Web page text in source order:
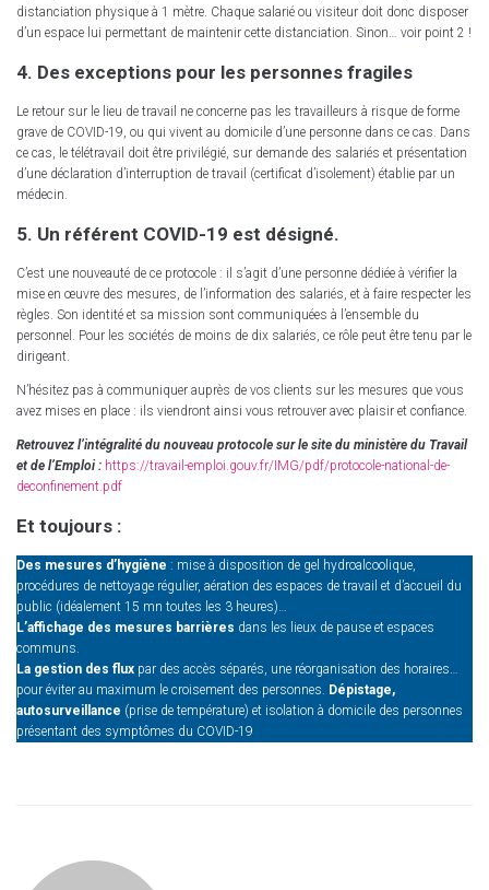
distanciation physique à 1 mètre. Chaque salarié ou visiteur doit donc disposer
d’un espace lui permettant de maintenir cette distanciation. Sinon… voir point 2 !
4. Des exceptions pour les personnes fragiles
Le retour sur le lieu de travail ne concerne pas les travailleurs à risque de forme
grave de COVID-19, ou qui vivent au domicile d’une personne dans ce cas. Dans
ce cas, le télétravail doit être privilégié, sur demande des salariés et présentation
d’une déclaration d’interruption de travail (certificat d’isolement) établie par un
médecin.
5. Un référent COVID-19 est désigné.
C’est une nouveauté de ce protocole : il s’agit d’une personne dédiée à vérifier la
mise en œuvre des mesures, de l’information des salariés, et à faire respecter les
règles. Son identité et sa mission sont communiquées à l’ensemble du
personnel. Pour les sociétés de moins de dix salariés, ce rôle peut être tenu par le
dirigeant.
N’hésitez pas à communiquer auprès de vos clients sur les mesures que vous
avez mises en place : ils viendront ainsi vous retrouver avec plaisir et confiance.
Retrouvez l’intégralité du nouveau protocole sur le site du ministère du Travail
et de l’Emploi : https://travail-emploi.gouv.fr/IMG/pdf/protocole-national-de-
deconfinement.pdf
Et toujours :
Des mesures d’hygiène : mise à disposition de gel hydroalcoolique,
procédures de nettoyage régulier, aération des espaces de travail et d’accueil du
public (idéalement 15 mn toutes les 3 heures)…
L’affichage des mesures barrières dans les lieux de pause et espaces
communs.
La gestion des flux par des accès séparés, une réorganisation des horaires…
pour éviter au maximum le croisement des personnes. Dépistage,
autosurveillance (prise de température) et isolation à domicile des personnes
présentant des symptômes du COVID-19